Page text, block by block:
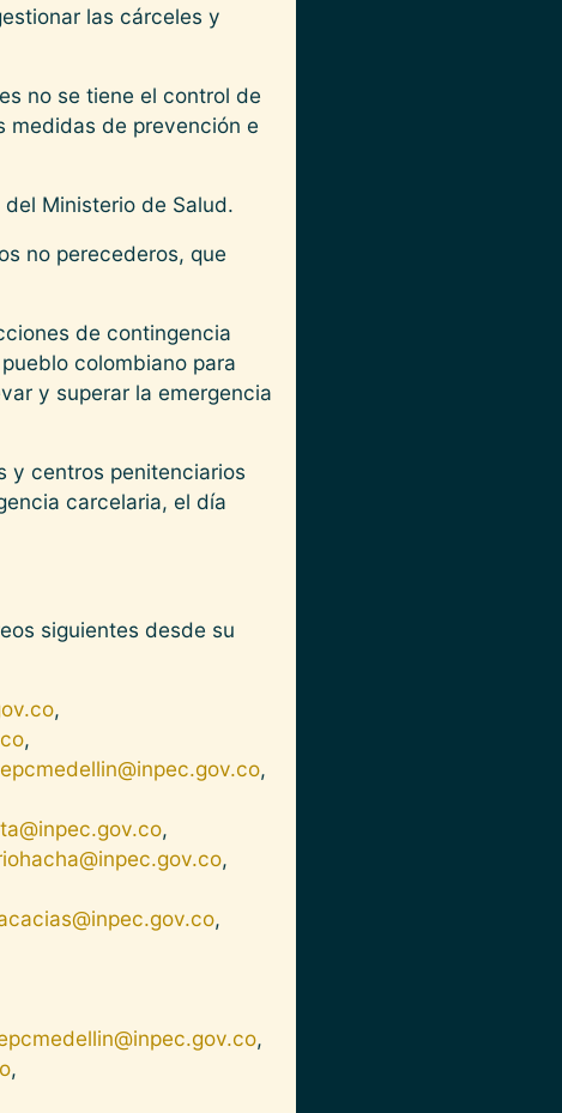
las cárceles y
no se tiene el control de
medidas de prevención e
Ministerio de Salud.
no perecederos, que
de contingencia
colombiano para
y superar la emergencia
y centros penitenciarios
carcelaria, el día
siguientes desde su
,
,
,
,
,
,
,
,